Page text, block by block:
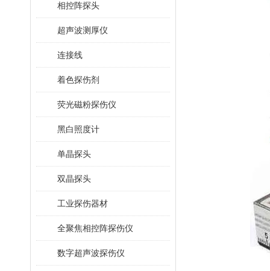
相控阵探头
超声波测厚仪
连接线
着色探伤剂
荧光磁粉探伤仪
黑白照度计
单晶探头
双晶探头
工业探伤器材
全聚焦相控阵探伤仪
数字超声波探伤仪